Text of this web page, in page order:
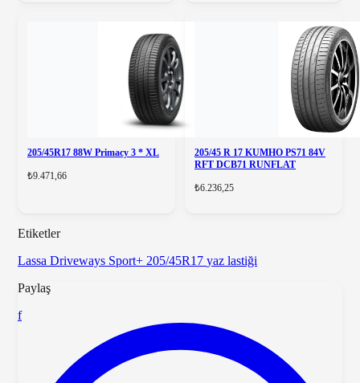
205/45R17 88W Primacy 3 * XL
₺9.471,66
205/45 R 17 KUMHO PS71 84V
RFT DCB71 RUNFLAT
₺6.236,25
Etiketler
Lassa Driveways Sport+ 205/45R17 yaz lastiği
Paylaş
f